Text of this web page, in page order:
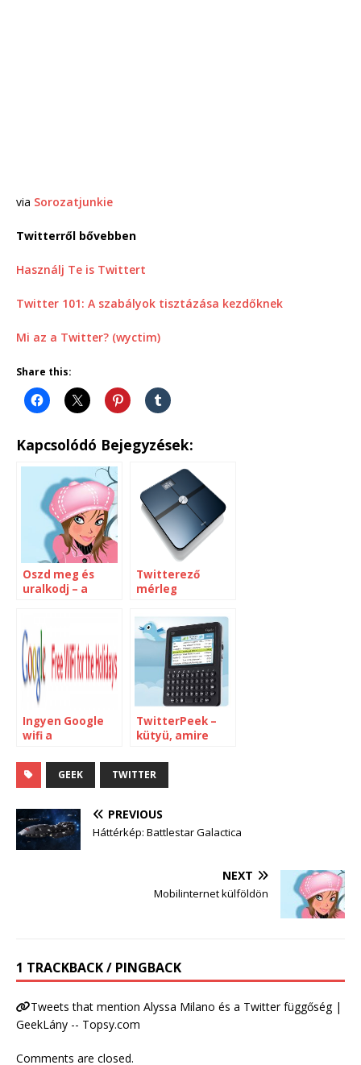
via Sorozatjunkie
Twitterről bővebben
Használj Te is Twittert
Twitter 101: A szabályok tisztázása kezdőknek
Mi az a Twitter? (wyctim)
Share this:
Kapcsolódó Bejegyzések:
Oszd meg és
uralkodj – a
Twitterező
mérleg
Ingyen Google
wifi a
TwitterPeek –
kütyü, amire
GEEK TWITTER
PREVIOUS
Háttérkép: Battlestar Galactica
NEXT
Mobilinternet külföldön
1 TRACKBACK / PINGBACK
Tweets that mention Alyssa Milano és a Twitter függőség |
GeekLány -- Topsy.com
Comments are closed.